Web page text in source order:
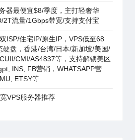
器最便宜$8/季度，主打轻奢华
2T流量/1Gbps带宽/支持支付宝
双ISP/住宅IP/原生IP，VPS低至68
硬盘，香港/台湾/日本/新加坡/美国/
CMI/AS4837等，支持解锁美区
INS, FB营销，WHATSAPP营
ETSY等
VPS服务器推荐